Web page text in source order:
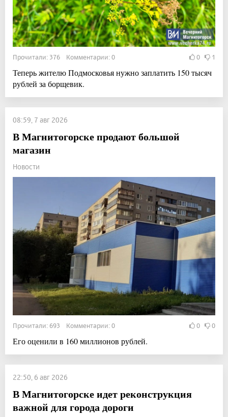
Прочитали: 376 Комментарии: 0 0 1
Теперь жителю Подмосковья нужно заплатить 150 тысяч
рублей за борщевик.
08:59, 7 авг 2026
В Магнитогорске продают большой
магазин
Новости
Прочитали: 693 Комментарии: 0 0 0
Его оценили в 160 миллионов рублей.
22:50, 6 авг 2026
В Магнитогорске идет реконструкция
важной для города дороги